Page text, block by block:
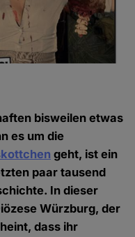
bisweilen etwas
es um die
geht, ist ein
paar tausend
In dieser
Würzburg, der
dass ihr